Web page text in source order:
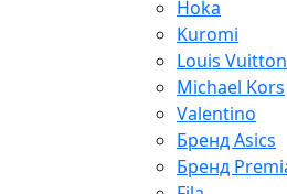
Hoka
Kuromi
Louis Vuitton
Michael Kors
Valentino
Бренд Asics
Бренд